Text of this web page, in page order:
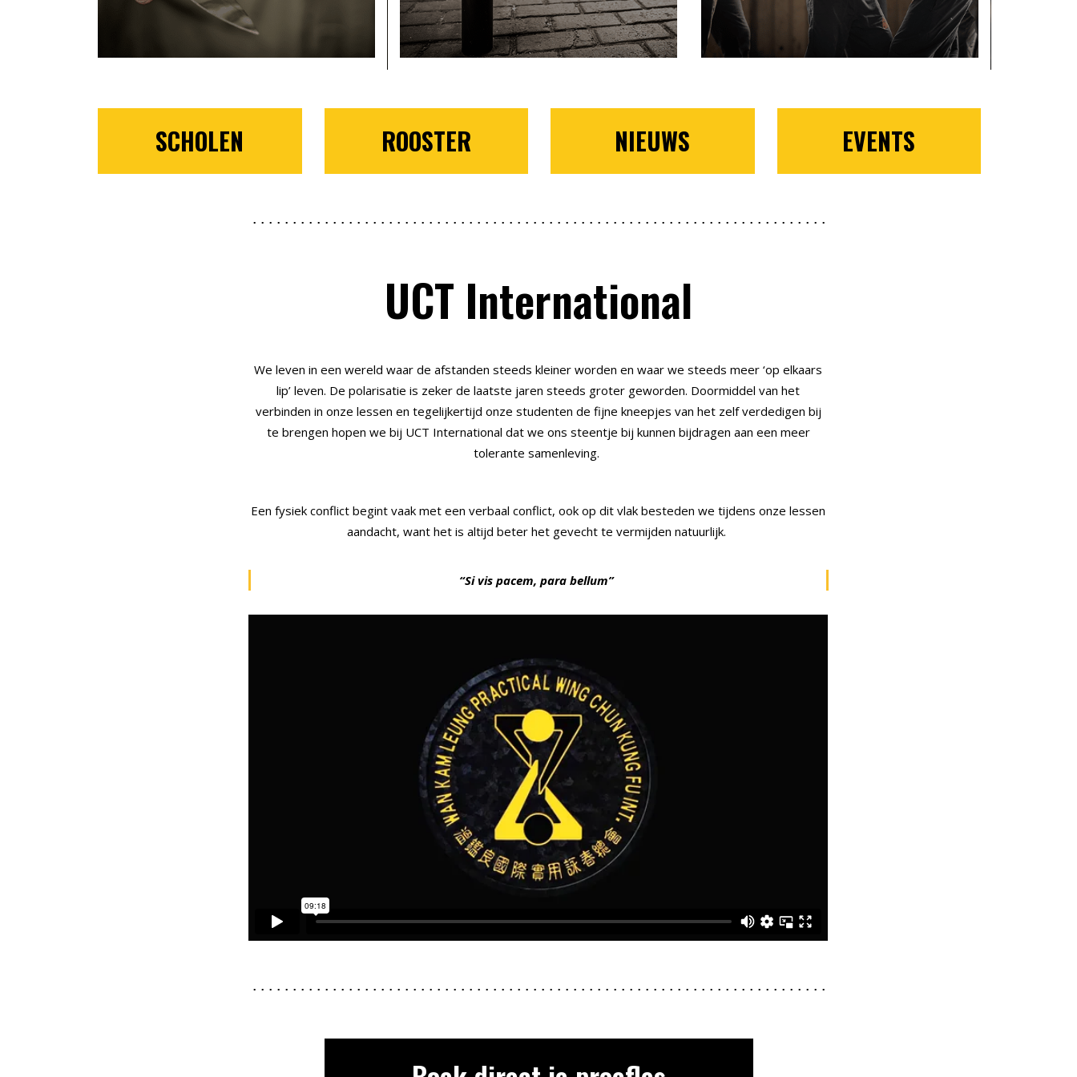
SCHOLEN ROOSTER NIEUWS EVENTS
UCT International
We leven in een wereld waar de afstanden steeds kleiner worden en waar we steeds meer ‘op elkaars
lip’ leven. De polarisatie is zeker de laatste jaren steeds groter geworden. Doormiddel van het
verbinden in onze lessen en tegelijkertijd onze studenten de fijne kneepjes van het zelf verdedigen bij
te brengen hopen we bij UCT International dat we ons steentje bij kunnen bijdragen aan een meer
tolerante samenleving.
Een fysiek conflict begint vaak met een verbaal conflict, ook op dit vlak besteden we tijdens onze lessen
aandacht, want het is altijd beter het gevecht te vermijden natuurlijk.
“Si vis pacem, para bellum”